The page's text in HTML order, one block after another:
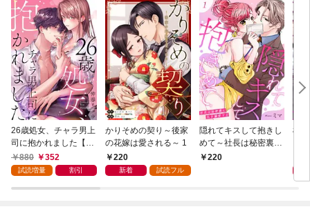
26歳処女、チャラ男上
司に抱かれました【電
子単行本版おまけ付
き】 1
880 352
試読増量 割引
かりそめの契り～後家
の花嫁は愛される～ 1
220
新着 試読フル
隠れてキスして抱きし
めて～社長は秘密裏に
私を溺愛する～ 1
220
極
付